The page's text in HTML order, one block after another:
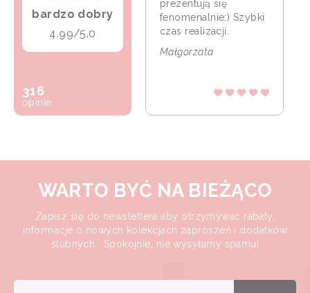
bardzo dobry
4.99/5.0
316
opinie
prezentują się
fenomenalnie:) Szybki
czas realizacji.
Małgorzata
WARTO BYĆ NA BIEŻĄCO
Zapisz się do newslettera aby otrzymywać rabaty,
informacje o nowych kolekcjach zaproszeń i dodatków
ślubnych. Spokojnie, nie wysyłamy spamu!